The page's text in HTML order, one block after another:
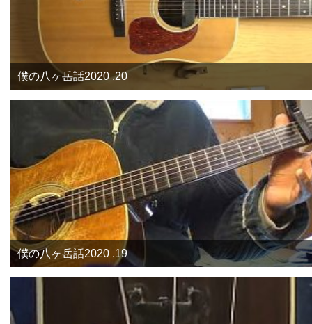
僕の八ヶ岳話2020 .20
僕の八ヶ岳話2020 .19